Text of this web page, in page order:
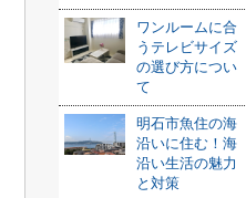
ワンルームに合
うテレビサイズ
の選び方につい
て
明石市魚住の海
沿いに住む！海
沿い生活の魅力
と対策